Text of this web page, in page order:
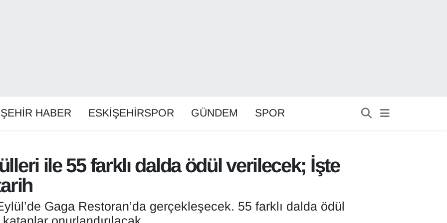
HABER ESKİŞEHİRSPOR GÜNDEM SPOR
ile 55 farklı dalda ödül verilecek; İşte
Gaga Restoran’da gerçekleşecek. 55 farklı dalda ödül